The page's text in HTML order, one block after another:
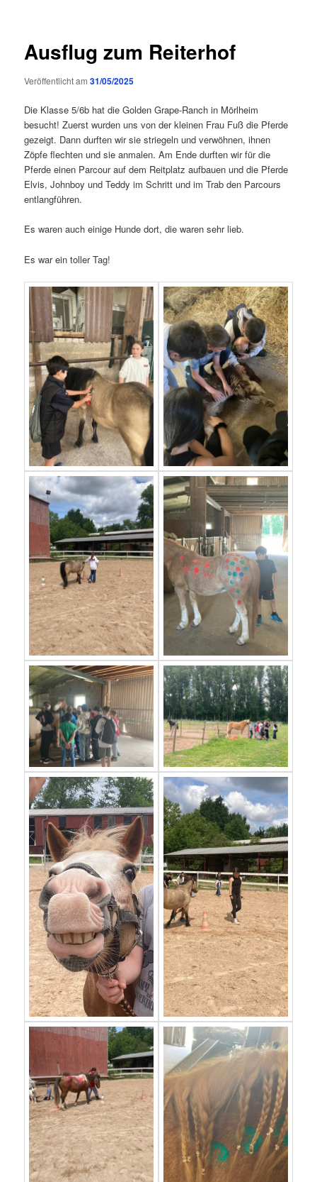
Ausflug zum Reiterhof
Veröffentlicht am31/05/2025
Die Klasse 5/6b hat die Golden Grape-Ranch in Mörlheim
besucht! Zuerst wurden uns von der kleinen Frau Fuß die Pferde
gezeigt. Dann durften wir sie striegeln und verwöhnen, ihnen
Zöpfe flechten und sie anmalen. Am Ende durften wir für die
Pferde einen Parcour auf dem Reitplatz aufbauen und die Pferde
Elvis, Johnboy und Teddy im Schritt und im Trab den Parcours
entlangführen.
Es waren auch einige Hunde dort, die waren sehr lieb.
Es war ein toller Tag!